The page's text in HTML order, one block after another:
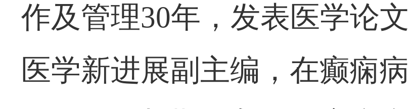
作及管理30年，发表医学论
医学新进展副主编，在癫痫